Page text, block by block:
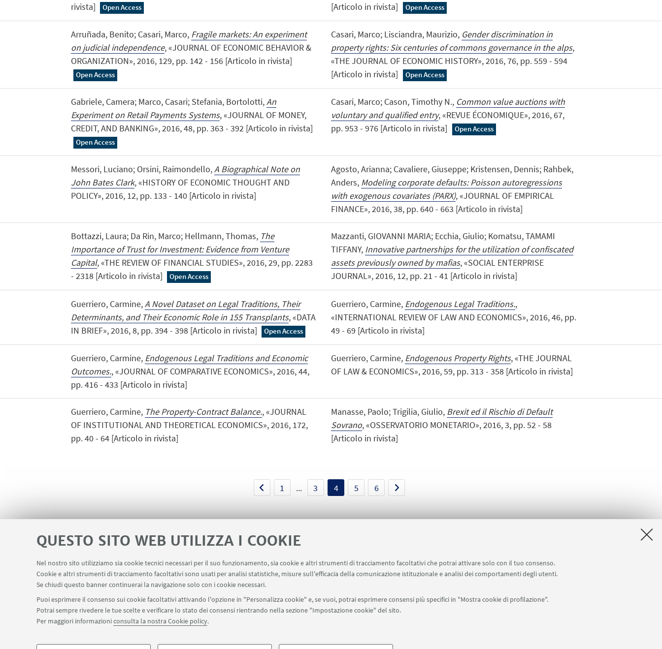
QUESTO SITO WEB UTILIZZA I COOKIE
Nel nostro sito utilizziamo sia cookie tecnici necessari per il suo funzionamento, sia cookie e altri strumenti di tracciamento facoltativi che potrai attivare solo con il tuo consenso.
Cookie e altri strumenti di tracciamento facoltativi sono usati per analisi statistiche, misure sull'efficacia della comunicazione istituzionale e analisi dei comportamenti degli utenti.
Se chiudi questo banner continuerai la navigazione solo con i cookie necessari.
Puoi esprimere il consenso sui cookie facoltativi attivando l'opzione in "Personalizza cookie" e, se vuoi, potrai esprimere consensi più specifici in "Mostra cookie di profilazione".
Potrai sempre rivedere le tue scelte e verificare lo stato dei consensi rientrando nella sezione "Impostazione cookie" del sito.
Per maggiori informazioniconsulta la nostra Cookie policy.
rivista]
Open Access
[Articolo in rivista]
Open Access
Arruñada, Benito; Casari, Marco, Fragile markets: An experiment
on judicial independence, «JOURNAL OF ECONOMIC BEHAVIOR &
ORGANIZATION», 2016, 129, pp. 142 - 156 [Articolo in rivista]
Open Access
Casari, Marco; Lisciandra, Maurizio, Gender discrimination in
property rights: Six centuries of commons governance in the alps,
«THE JOURNAL OF ECONOMIC HISTORY», 2016, 76, pp. 559 - 594
[Articolo in rivista]
Open Access
Gabriele, Camera; Marco, Casari; Stefania, Bortolotti,An
Experiment on Retail Payments Systems, «JOURNAL OF MONEY,
CREDIT, AND BANKING», 2016, 48, pp. 363 - 392 [Articolo in rivista]
Open Access
Casari, Marco; Cason, Timothy N., Common value auctions with
voluntary and qualified entry, «REVUE ÉCONOMIQUE», 2016, 67,
pp. 953 - 976 [Articolo in rivista]
Open Access
Messori, Luciano; Orsini, Raimondello,A Biographical Note on
John Bates Clark, «HISTORY OF ECONOMIC THOUGHT AND
POLICY», 2016, 12, pp. 133 - 140 [Articolo in rivista]
Agosto, Arianna; Cavaliere, Giuseppe; Kristensen, Dennis; Rahbek,
Anders, Modeling corporate defaults: Poisson autoregressions
with exogenous covariates (PARX), «JOURNAL OF EMPIRICAL
FINANCE», 2016, 38, pp. 640 - 663 [Articolo in rivista]
Bottazzi, Laura; Da Rin, Marco; Hellmann, Thomas, The
Importance of Trust for Investment: Evidence from Venture
Capital, «THE REVIEW OF FINANCIAL STUDIES», 2016, 29, pp. 2283
- 2318 [Articolo in rivista]
Open Access
Mazzanti, GIOVANNI MARIA; Ecchia, Giulio; Komatsu, TAMAMI
TIFFANY, Innovative partnerships for the utilization of confiscated
assets previously owned by mafias, «SOCIAL ENTERPRISE
JOURNAL», 2016, 12, pp. 21 - 41 [Articolo in rivista]
Guerriero, Carmine,A Novel Dataset on Legal Traditions, Their
Determinants, and Their Economic Role in 155 Transplants, «DATA
IN BRIEF», 2016, 8, pp. 394 - 398 [Articolo in rivista]
Open Access
Guerriero, Carmine, Endogenous Legal Traditions.,
«INTERNATIONAL REVIEW OF LAW AND ECONOMICS», 2016, 46, pp.
49 - 69 [Articolo in rivista]
Guerriero, Carmine, Endogenous Legal Traditions and Economic
Outcomes., «JOURNAL OF COMPARATIVE ECONOMICS», 2016, 44,
pp. 416 - 433 [Articolo in rivista]
Guerriero, Carmine, Endogenous Property Rights, «THE JOURNAL
OF LAW & ECONOMICS», 2016, 59, pp. 313 - 358 [Articolo in rivista]
Guerriero, Carmine, The Property-Contract Balance., «JOURNAL
OF INSTITUTIONAL AND THEORETICAL ECONOMICS», 2016, 172,
pp. 40 - 64 [Articolo in rivista]
Manasse, Paolo; Trigilia, Giulio, Brexit ed il Rischio di Default
Sovrano, «OSSERVATORIO MONETARIO», 2016, 3, pp. 52 - 58
[Articolo in rivista]
1 ... 3 4 5 6
LINK UTILI Contatti Area riservata
SEGUI IL DIPARTIMENTO SU: SEGUI UNIBO SU:
©Copyright 2026 - ALMA MATER STUDIORUM - Università di Bologna - Via Zamboni, 33 - 40126 Bologna - PI: 01131710376 - CF: 80007010376